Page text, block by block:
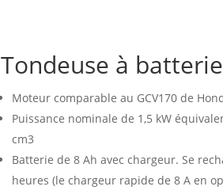
Tondeuse à
Moteur comparable au GCV170 de
Puissance nominale de 1,5 kW
cm3
Batterie de 8 Ah avec chargeur. Se
heures (le chargeur rapide de 8 A en